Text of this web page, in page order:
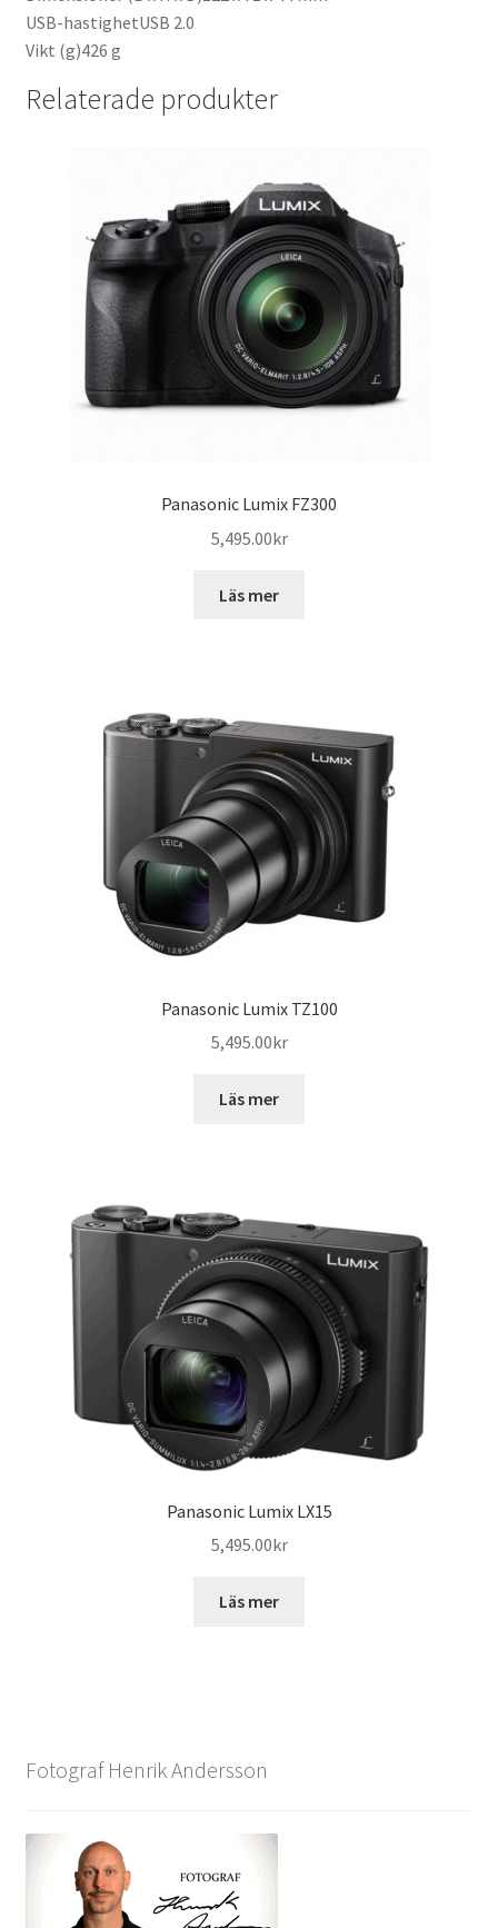
USB-hastighetUSB 2.0
Vikt (g)426 g
Relaterade produkter
Panasonic Lumix FZ300
5,495.00kr
Läs mer
Panasonic Lumix TZ100
5,495.00kr
Läs mer
Panasonic Lumix LX15
5,495.00kr
Läs mer
Fotograf Henrik Andersson